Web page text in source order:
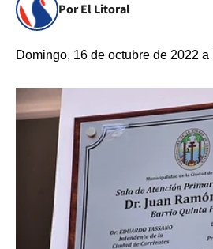
Por El Litoral
Domingo, 16 de octubre de 2022 a